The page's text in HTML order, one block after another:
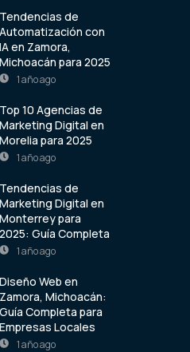
Tendencias de
Automatización con
IA en Zamora,
Michoacán para 2025
1 año ago
Top 10 Agencias de
Marketing Digital en
Morelia para 2025
1 año ago
Tendencias de
Marketing Digital en
Monterrey para
2025: Guía Completa
1 año ago
Diseño Web en
Zamora, Michoacán:
Guía Completa para
Empresas Locales
1 año ago